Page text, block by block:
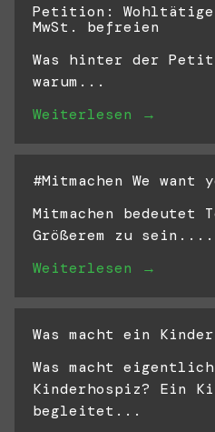
Petition: Wohltätige
MwSt. befreien
Was hinter der
warum...
Weiterlesen →
#Mitmachen We want
Mitmachen bedeutet
Größerem zu sein....
Weiterlesen →
Was macht ein
Was macht
Kinderhospiz? Ein
begleitet...